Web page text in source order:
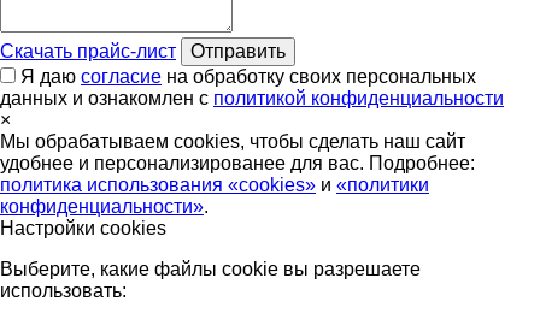
Скачать прайс-лист
Отправить
Я даю согласие на обработку своих персональных
данных и ознакомлен с политикой конфиденциальности
×
Мы обрабатываем cookies, чтобы сделать наш сайт
удобнее и персонализированее для вас. Подробнее:
политика использования «cookies» и «политики
конфиденциальности».
Настройки cookies
Выберите, какие файлы cookie вы разрешаете
использовать: